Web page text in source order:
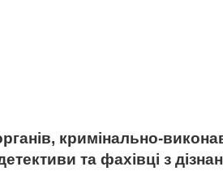
кримінально-
та фахівці з